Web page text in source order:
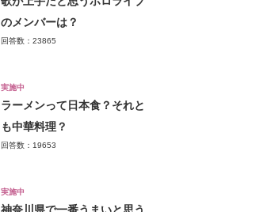
のメンバーは？
回答数：23865
実施中
ラーメンって日本食？それと
も中華料理？
回答数：19653
実施中